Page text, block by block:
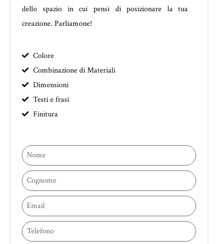
dello spazio in cui pensi di posizionare la tua
creazione. Parliamone!
Colore
Combinazione di Materiali
Dimensioni
Testi e frasi
Finitura
Nome
Cognome
Email
Telefono